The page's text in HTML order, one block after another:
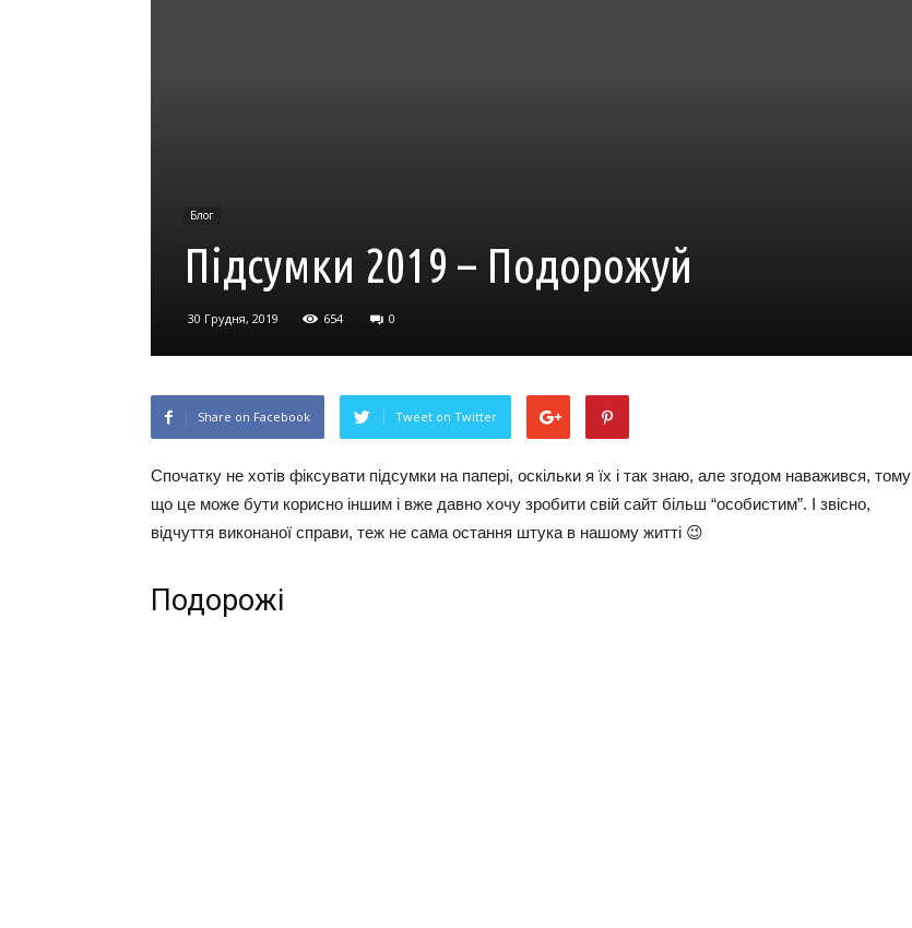
Блог
Підсумки 2019 – Подорожуй
30 Грудня, 2019 654 0
Share on Facebook Tweet on Twitter
Спочатку не хотів фіксувати підсумки на папері, оскільки я їх і так знаю, але згодом наважився, тому
що це може бути корисно іншим і вже давно хочу зробити свій сайт більш “особистим”. І звісно,
відчуття виконаної справи, теж не сама остання штука в нашому житті 😉
Подорожі